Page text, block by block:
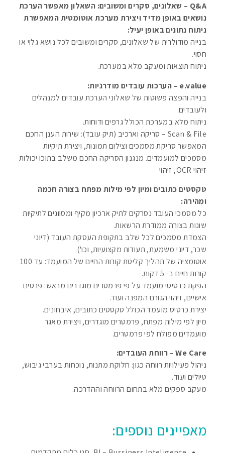
Q&A – שאלונים, סקרים ומשובים: השאלון מאפשר הערכת
נושאים באופן מדיד ויצירת מערכת אוטומטית המאפשרת
ניתוח נתונים באופן יעיל:
בנייה מודולרית של שאלונים, סקרים ומשובים לכל נושא גלוי או
חסוי.
ניתוח תוצאות ומעקב מלא במערכת.
e.value – הערכות עובדים מודרניות:
בנייה והפצה פשוטות של שאלוני הערכת עובדים למנהלים
ולעובדים.
ניתוח מלא במערכת הכולל גרפים ודוחות.
Scan & File – סריקה וארכיב (תיק עובד): שירות הענן החכם
המאפשר סריקת מסמכים וצילום תמונות, ויצירת תיקיות
מסמכים למועמדים. מנגנון הסריקה החכם משלב בתוכו יכולות
זיהוי OCR, זיהוי
טקסטים כתובים ומיון לפי מילות מפתח בצורה חכמה
ומהירה:
כל מסמכי העובד נסרקים לתיק ארכיון מקיף ומסווגים לתיקיות
שונות בצורה ממודרת הרשאות.
הצמדת מסמכים לכל שלב בתקופת העסקת העובד (דיוני
שכר, דיוני משמעת, תעודות מקצועיות, וכו').
אוטומציה של תהליך קליטת קורות החיים של המועמד: עד 100
קורות חיים ב- 5 דקות.
הפקת כרטיסי מועמד על פי פרמטרים מוגדרים מראש: פרטים
אישיים, זיהוי הגורם המפנה ועוד.
יצירת כרטיס מועמד הכולל טקסטים כתובים, איבחונים.
מיון לפי מילות מפתח, פרמטרים מוגדרים, ויצירת מאגר
מועמדים מפולח לפי פרמטרים.
We Care – רווחת העובדים:
ניהול פעילויות רווחה כגון: חלוקת מתנות, נוכחות בערבי גיבוש,
טיולים ועוד.
מעקב ספקים מלא בתחום הרווחה וההדרכה.
מאפיינים נוספים: